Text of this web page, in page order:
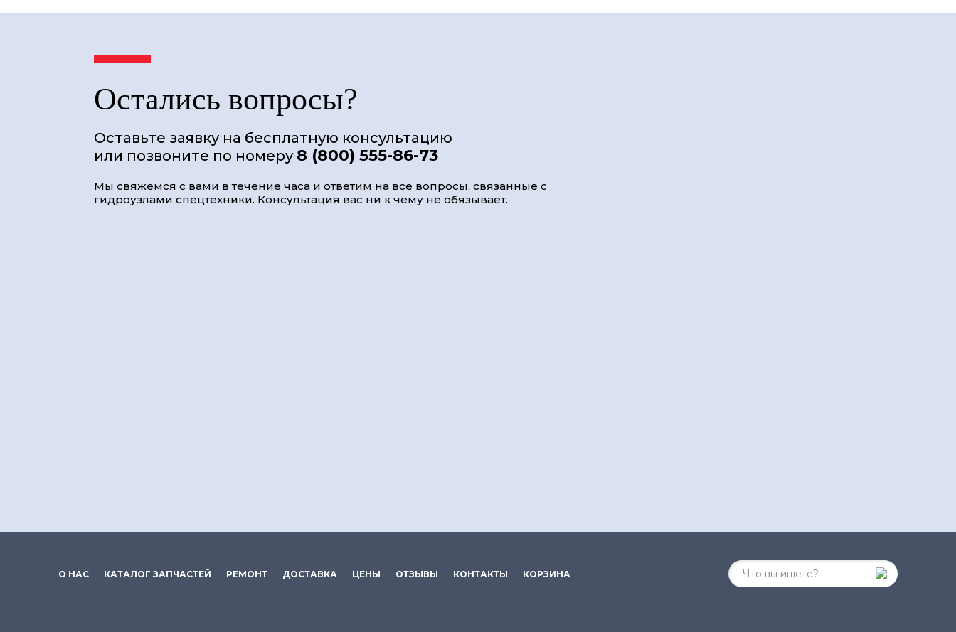
Остались вопросы?
Оставьте заявку на бесплатную консультацию
или позвоните по номеру 8 (800) 555-86-73
Мы свяжемся с вами в течение часа и ответим на все вопросы, связанные с
гидроузлами спецтехники. Консультация вас ни к чему не обязывает.
О НАС КАТАЛОГ ЗАПЧАСТЕЙ РЕМОНТ ДОСТАВКА ЦЕНЫ ОТЗЫВЫ КОНТАКТЫ КОРЗИНА